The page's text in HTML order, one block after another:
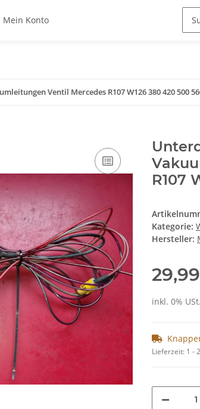
Mein Konto
Ventil Mercedes R107 W126 380 420 500
R107
Kategorie:
Hersteller:
inkl. 0%
Lieferzeit: 1 -